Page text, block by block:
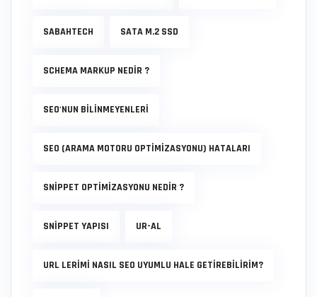
SABAHTECH SATA M.2 SSD
SCHEMA MARKUP NEDIR ?
SEO'NUN BİLİNMEYENLERİ
SEO (ARAMA MOTORU OPTIMIZASYONU) HATALARI
SNIPPET OPTIMIZASYONU NEDIR ?
SNIPPET YAPISI UR-AL
URL LERIMI NASIL SEO UYUMLU HALE GETIREBILIRIM?